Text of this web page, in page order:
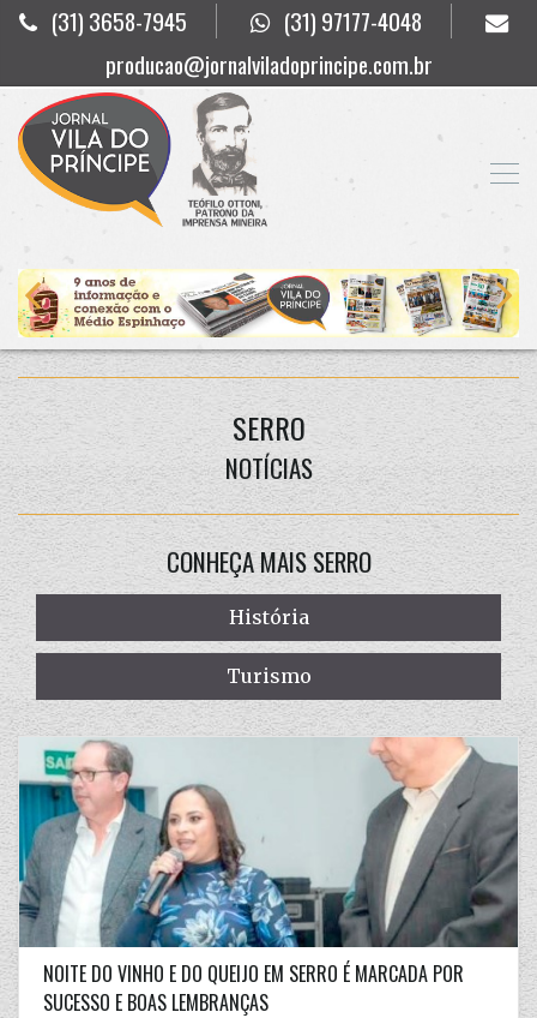
(31) 3658-7945
(31) 97177-4048
producao@jornalviladoprincipe.com.br
SERRO
NOTÍCIAS
CONHEÇA MAIS SERRO
História
Turismo
NOITE DO VINHO E DO QUEIJO EM SERRO É MARCADA POR
SUCESSO E BOAS LEMBRANÇAS